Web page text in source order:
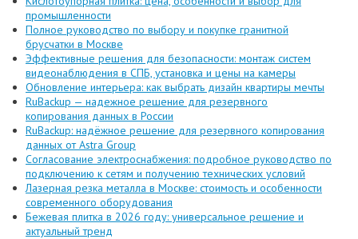
промышленности
Полное руководство по выбору и покупке гранитной
брусчатки в Москве
Эффективные решения для безопасности: монтаж систем
видеонаблюдения в СПБ, установка и цены на камеры
Обновление интерьера: как выбрать дизайн квартиры мечты
RuBackup — надежное решение для резервного
копирования данных в России
RuBackup: надёжное решение для резервного копирования
данных от Astra Group
Согласование электроснабжения: подробное руководство по
подключению к сетям и получению технических условий
Лазерная резка металла в Москве: стоимость и особенности
современного оборудования
Бежевая плитка в 2026 году: универсальное решение и
актуальный тренд